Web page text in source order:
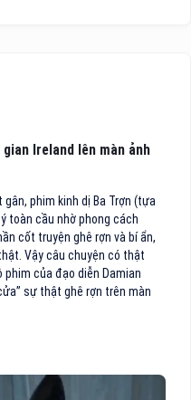
gian Ireland lên màn ảnh
phim kinh dị Ba Trợn (tựa
toàn cầu nhờ phong cách
cốt truyện ghê rợn và bí ẩn,
Vậy câu chuyện có thật
của đạo diễn Damian
sự thật ghê rợn trên màn